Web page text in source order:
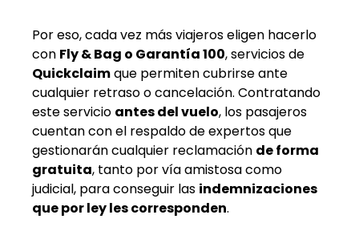
Por eso, cada vez más viajeros eligen hacerlo
con Fly & Bag o Garantía 100, servicios de
Quickclaimque permiten cubrirse ante
cualquier retraso o cancelación. Contratando
este servicio antes del vuelo, los pasajeros
cuentan con el respaldo de expertos que
gestionarán cualquier reclamación de forma
gratuita, tanto por vía amistosa como
judicial, para conseguir las indemnizaciones
que por ley les corresponden.